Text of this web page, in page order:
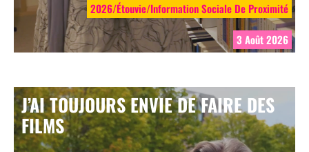
2026/Étouvie/Information Sociale De Proximité
3 Août 2026
J’AI TOUJOURS ENVIE DE FAIRE DES
FILMS